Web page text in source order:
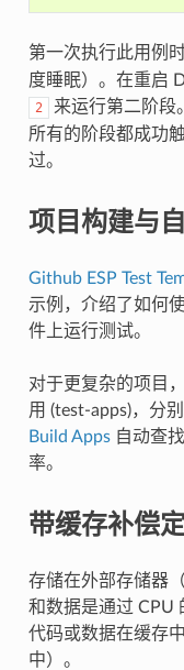
第一次执行此用例
度睡眠）。在重启
2
来运行第二阶段
所有的阶段都成功
过。
项目构建与
Github ESP Test
示例，介绍了如何
件上运行测试。
对于更复杂的项目
用 (test-apps)，分
Build Apps自动查
率。
带缓存补偿
存储在外部存储器
和数据是通过 CPU
代码或数据在缓存
中）。